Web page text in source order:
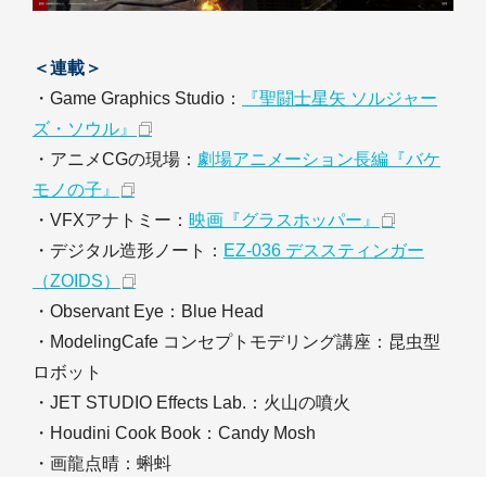
＜連載＞
・Game Graphics Studio：
『聖闘士星矢 ソルジャー
ズ・ソウル』
・アニメCGの現場： 劇場アニメーション長編『バケ
モノの子』
・VFXアナトミー： 映画『グラスホッパー』
・デジタル造形ノート： EZ-036 デススティンガー
（ZOIDS）
・Observant Eye：Blue Head
・ModelingCafe コンセプトモデリング講座：昆虫型
ロボット
・JET STUDIO Effects Lab.：火山の噴火
・Houdini Cook Book：Candy Mosh
・画龍点晴：蝌蚪